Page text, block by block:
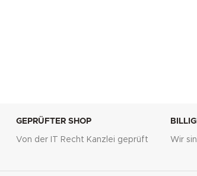
GEPRÜFTER SHOP
Von der IT Recht Kanzlei geprüft Wir